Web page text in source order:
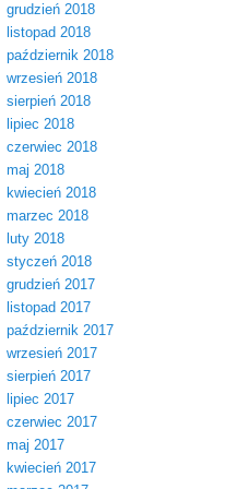
grudzień 2018
listopad 2018
październik 2018
wrzesień 2018
sierpień 2018
lipiec 2018
czerwiec 2018
maj 2018
kwiecień 2018
marzec 2018
luty 2018
styczeń 2018
grudzień 2017
listopad 2017
październik 2017
wrzesień 2017
sierpień 2017
lipiec 2017
czerwiec 2017
maj 2017
kwiecień 2017